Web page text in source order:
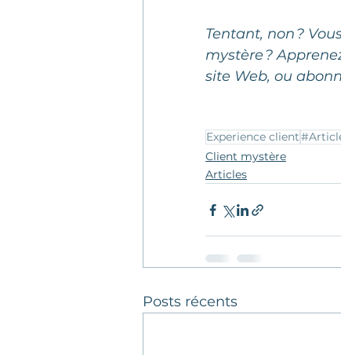
Tentant, non ?
mystère ?
site Web, ou
Experience client
Client mystère
Articles
Posts récents